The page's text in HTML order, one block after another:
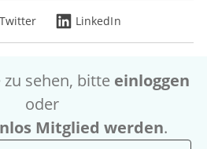
Twitter LinkedIn
sehen, bitte einloggen
oder
Mitglied werden.